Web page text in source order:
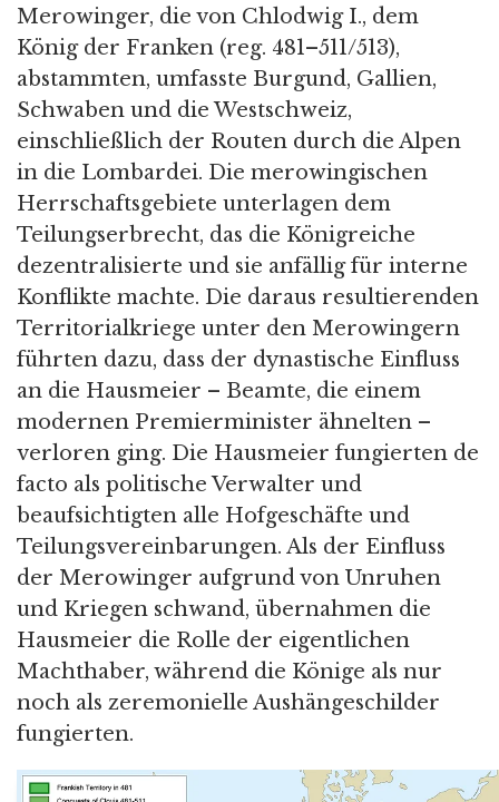
Merowinger, die von Chlodwig I., dem
König der Franken (reg. 481–511/513),
abstammten, umfasste Burgund, Gallien,
Schwaben und die Westschweiz,
einschließlich der Routen durch die Alpen
in die Lombardei. Die merowingischen
Herrschaftsgebiete unterlagen dem
Teilungserbrecht, das die Königreiche
dezentralisierte und sie anfällig für interne
Konflikte machte. Die daraus resultierenden
Territorialkriege unter den Merowingern
führten dazu, dass der dynastische Einfluss
an die Hausmeier – Beamte, die einem
modernen Premierminister ähnelten –
verloren ging. Die Hausmeier fungierten de
facto als politische Verwalter und
beaufsichtigten alle Hofgeschäfte und
Teilungsvereinbarungen. Als der Einfluss
der Merowinger aufgrund von Unruhen
und Kriegen schwand, übernahmen die
Hausmeier die Rolle der eigentlichen
Machthaber, während die Könige als nur
noch als zeremonielle Aushängeschilder
fungierten.